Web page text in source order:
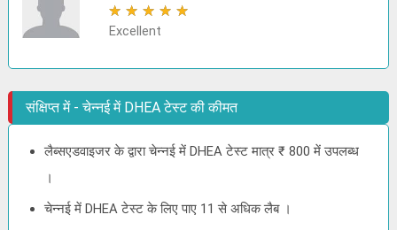
★ ★ ★ ★ ★
Excellent
संक्षिप्त में - चेन्नई में DHEA टेस्ट की कीमत
लैब्सएडवाइजर के द्वारा चेन्नई में DHEA टेस्ट मात्र ₹ 800 में उपलब्ध
।
चेन्नई में DHEA टेस्ट के लिए पाए 11 से अधिक लैब ।